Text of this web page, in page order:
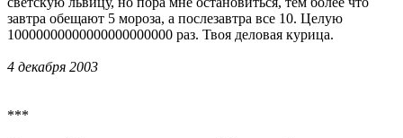
завтра обещают 5 мороза, а послезавтра все 10. Целую
10000000000000000000000 раз. Твоя деловая курица.
4 декабря 2003
***